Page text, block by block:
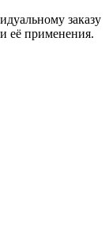
заказу
её применения.